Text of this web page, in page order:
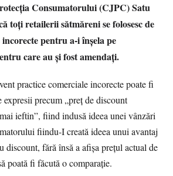
Consumatorului (CJPC) Satu
toţi retailerii sătmăreni se folosesc de
pentru a-i înşela pe
care au şi fost amendaţi.
practice comerciale incorecte poate fi
precum „preţ de discount
ieftin”, fiind indusă ideea unei vânzări
fiindu-I creată ideea unui avantaj
discount, fără însă a afişa preţul actual de
poată fi făcută o comparaţie.